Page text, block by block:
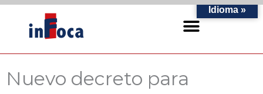
Ir
contenido
Nuevo decreto para
Idioma »